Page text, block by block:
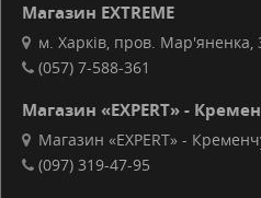
Магазин EXTREME
м. Харків, пров. Мар'яненка,
(057) 7-588-361
Магазин «EXPERT» -
Магазин «EXPERT» -
(097) 319-47-95